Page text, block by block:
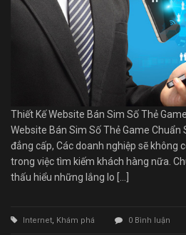
Thiết Kế Website Bán Sim Số Thẻ
Website Bán Sim Số Thẻ Game Chuẩn
đẳng cấp, Các doanh nghiệp sẽ không
trong việc tìm kiếm khách hàng nữa.
thấu hiểu những lắng lo […]
Internet, Khám phá 0 Bình luận